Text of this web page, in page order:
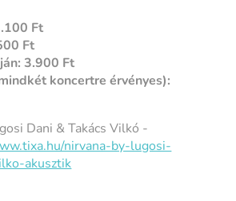
Ft
Ft
3.900 Ft
koncertre érvényes):
Dani & Takács Vilkó -
nirvana-by-lugosi-
akusztik